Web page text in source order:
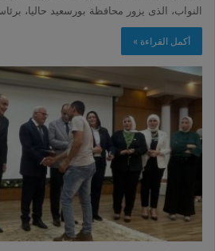
النواب، الذى يزور محافظة بورسعيد حاليا،
أكمل القراءة »